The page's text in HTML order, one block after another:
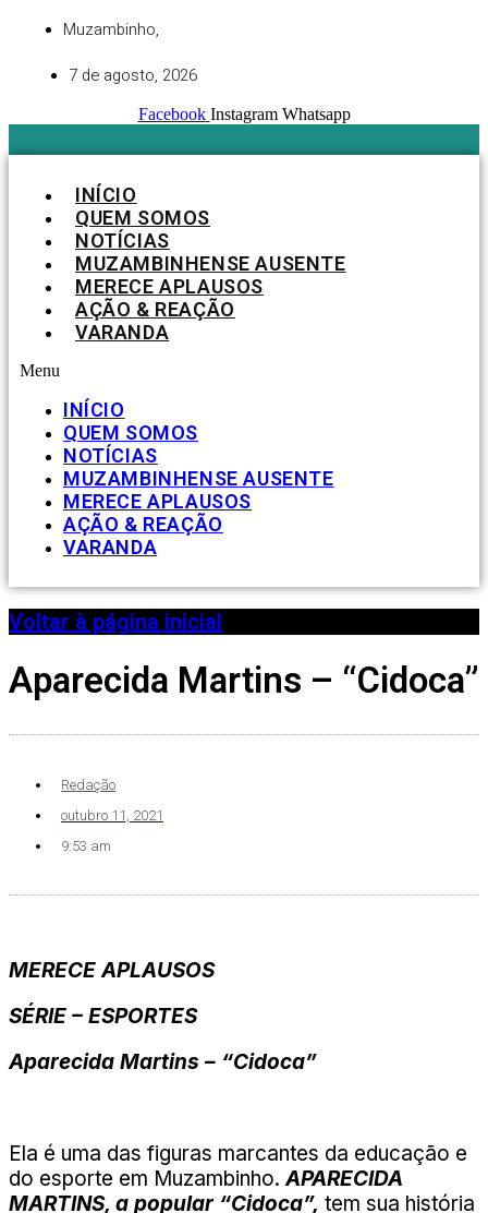
conteúdo
Muzambinho,
7 de agosto, 2026
Facebook Instagram Whatsapp
INÍCIO
QUEM SOMOS
NOTÍCIAS
MUZAMBINHENSE AUSENTE
MERECE APLAUSOS
AÇÃO & REAÇÃO
VARANDA
Menu
INÍCIO
QUEM SOMOS
NOTÍCIAS
MUZAMBINHENSE AUSENTE
MERECE APLAUSOS
AÇÃO & REAÇÃO
VARANDA
Voltar à página inicial
Aparecida Martins – “Cidoca”
Redação
outubro 11, 2021
9:53 am
MERECE APLAUSOS
SÉRIE – ESPORTES
Aparecida Martins – “Cidoca”
Ela é uma das figuras marcantes da educação e
do esporte em Muzambinho.APARECIDA
MARTINS, a popular “Cidoca”, tem sua história